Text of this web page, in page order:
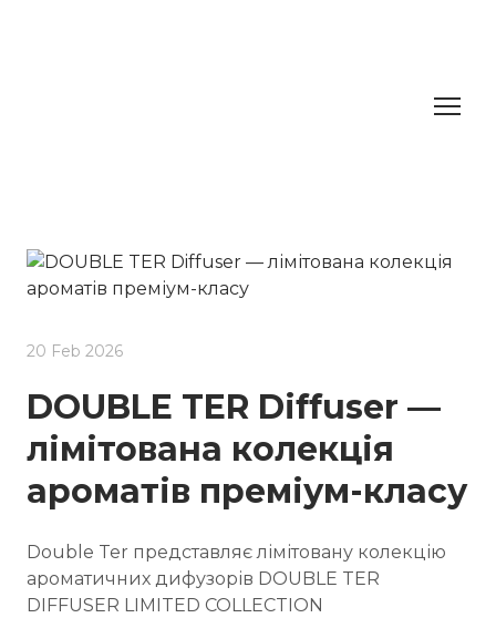
20 Feb 2026
DOUBLE TER Diffuser —
лімітована колекція
ароматів преміум-класу
Double Ter представляє лімітовану колекцію
ароматичних дифузорів DOUBLE TER
DIFFUSER LIMITED COLLECTION